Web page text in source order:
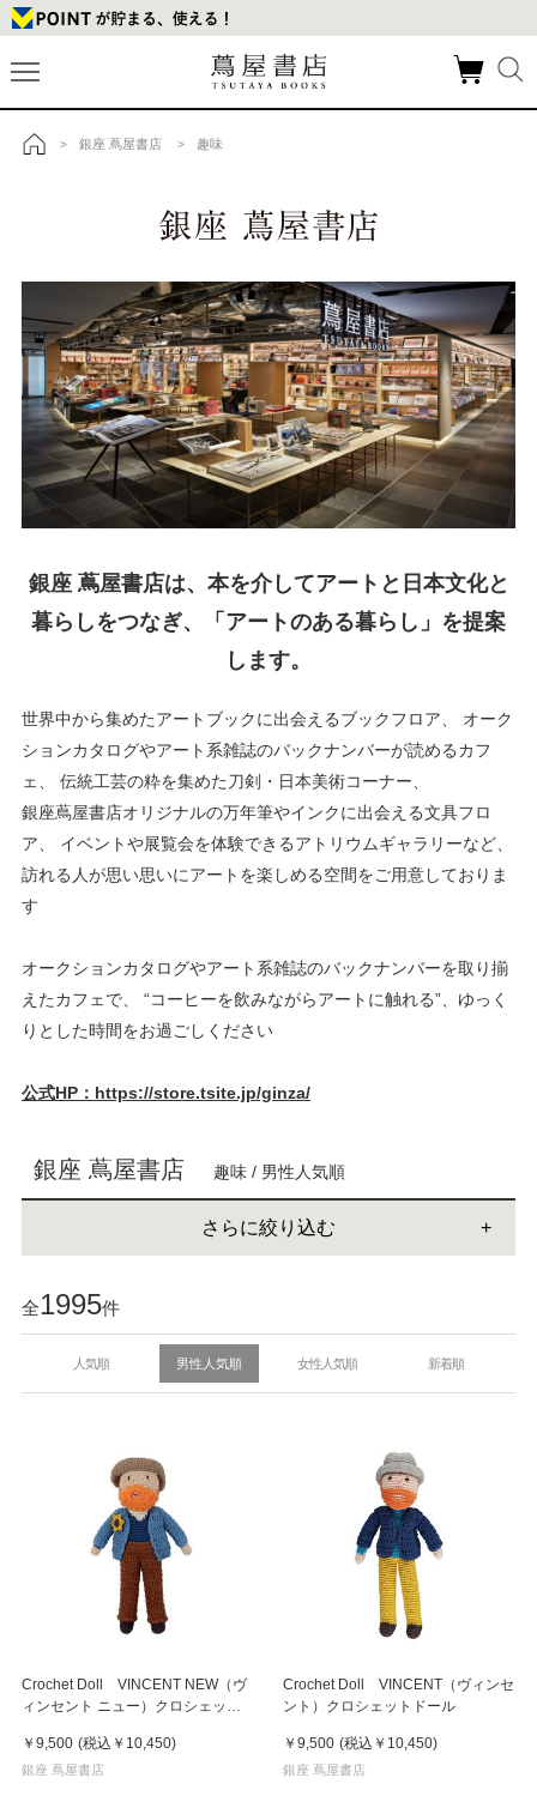
> 銀座 蔦屋書店 > 趣味
銀座 蔦屋書店は、本を介してアートと日本文化と
暮らしをつなぎ、「アートのある暮らし」を提案
します。
世界中から集めたアートブックに出会えるブックフロア、
オーク
ションカタログやアート系雑誌のバックナンバーが読めるカフ
ェ、
伝統工芸の粋を集めた刀剣・日本美術コーナー、
銀座蔦屋書店オリジナルの万年筆やインクに出会える文具フロ
ア、
イベントや展覧会を体験できるアトリウムギャラリーなど、
訪れる人が思い思いにアートを楽しめる空間をご用意しておりま
す
オークションカタログやアート系雑誌のバックナンバーを取り揃
えたカフェで、
“コーヒーを飲みながらアートに触れる”、ゆっく
りとした時間をお過ごしください
公式HP：https://store.tsite.jp/ginza/
銀座 蔦屋書店 趣味 / 男性人気順
さらに絞り込む
全1995件
人気順 男性人気順 女性人気順 新着順
Crochet Doll VINCENT NEW（ヴ
ィンセント ニュー）クロシェット
￥9,500 (税込 ￥10,450)
銀座 蔦屋書店
Crochet Doll VINCENT（ヴィンセ
ント）クロシェットドール
￥9,500 (税込 ￥10,450)
銀座 蔦屋書店